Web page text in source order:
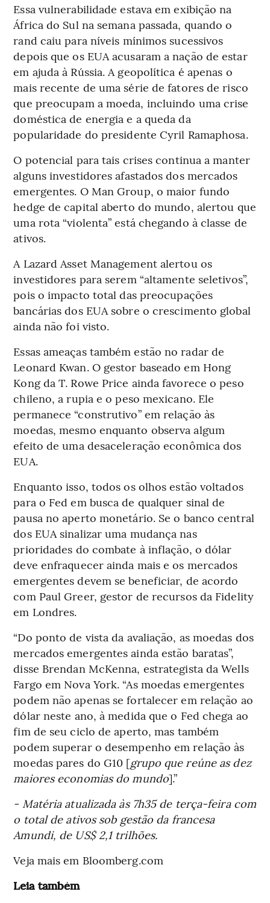
Essa vulnerabilidade estava em exibição na
África do Sul na semana passada, quando o
rand caiu para níveis mínimos sucessivos
depois que os EUA acusaram a nação de estar
em ajuda à Rússia. A geopolítica é apenas o
mais recente de uma série de fatores de risco
que preocupam a moeda, incluindo uma crise
doméstica de energia e a queda da
popularidade do presidente Cyril Ramaphosa.
O potencial para tais crises continua a manter
alguns investidores afastados dos mercados
emergentes. O Man Group, o maior fundo
hedge de capital aberto do mundo, alertou que
uma rota “violenta” está chegando à classe de
ativos.
A Lazard Asset Management alertou os
investidores para serem “altamente seletivos”,
pois o impacto total das preocupações
bancárias dos EUA sobre o crescimento global
ainda não foi visto.
Essas ameaças também estão no radar de
Leonard Kwan. O gestor baseado em Hong
Kong da T. Rowe Price ainda favorece o peso
chileno, a rupia e o peso mexicano. Ele
permanece “construtivo” em relação às
moedas, mesmo enquanto observa algum
efeito de uma desaceleração econômica dos
EUA.
Enquanto isso, todos os olhos estão voltados
para o Fed em busca de qualquer sinal de
pausa no aperto monetário. Se o banco central
dos EUA sinalizar uma mudança nas
prioridades do combate à inflação, o dólar
deve enfraquecer ainda mais e os mercados
emergentes devem se beneficiar, de acordo
com Paul Greer, gestor de recursos da Fidelity
em Londres.
“Do ponto de vista da avaliação, as moedas dos
mercados emergentes ainda estão baratas”,
disse Brendan McKenna, estrategista da Wells
Fargo em Nova York. “As moedas emergentes
podem não apenas se fortalecer em relação ao
dólar neste ano, à medida que o Fed chega ao
fim de seu ciclo de aperto, mas também
podem superar o desempenho em relação às
moedas pares do G10 [grupo que reúne as dez
maiores economias do mundo].”
- Matéria atualizada às 7h35 de terça-feira com
o total de ativos sob gestão da francesa
Amundi, de US$ 2,1 trilhões.
Veja mais em Bloomberg.com
Leia também